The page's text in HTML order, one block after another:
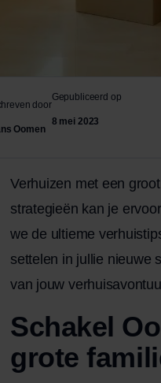
door
Oomen
Gepubliceerd op
8 mei 2023
Verhuizen met een
strategieën kan je
we de ultieme
settelen in jullie nieuwe
van jouw
Schakel
grote